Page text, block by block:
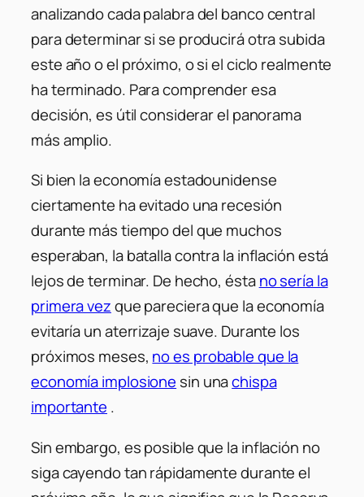
analizando cada palabra del banco central
para determinar si se producirá otra subida
este año o el próximo, o si el ciclo realmente
ha terminado. Para comprender esa
decisión, es útil considerar el panorama
más amplio.
Si bien la economía estadounidense
ciertamente ha evitado una recesión
durante más tiempo del que muchos
esperaban, la batalla contra la inflación está
lejos de terminar. De hecho, éstano sería la
primera vezque pareciera que la economía
evitaría un aterrizaje suave. Durante los
próximos meses, no es probable que la
economía implosione sin unachispa
importante .
Sin embargo, es posible que la inflación no
siga cayendo tan rápidamente durante el